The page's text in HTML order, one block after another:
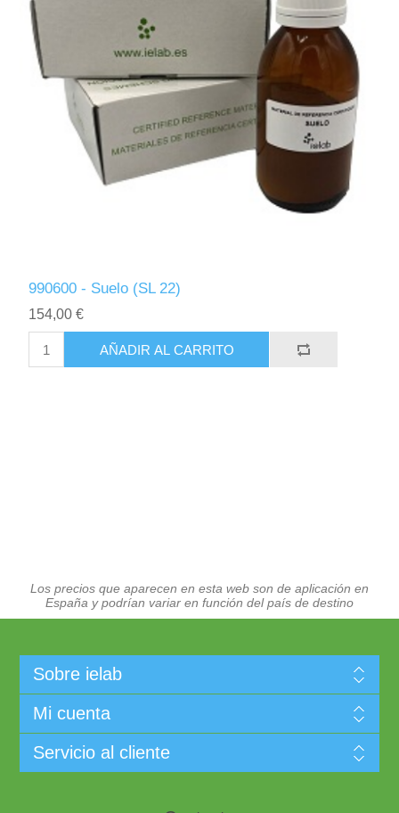
990600 - Suelo (SL 22)
154,00 €
AÑADIR AL CARRITO
Los precios que aparecen en esta web son de aplicación en
España y podrían variar en función del país de destino
Sobre ielab
Mi cuenta
Servicio al cliente